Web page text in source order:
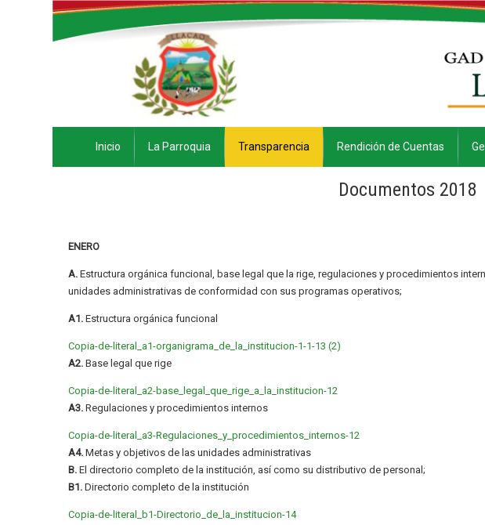
Inicio La Parroquia Transparencia Rendición de Cuentas
Documentos 2018
ENERO
A. Estructura orgánica funcional, base legal que la rige, regulaciones y procedimientos
unidades administrativas de conformidad con sus programas operativos;
A1. Estructura orgánica funcional
Copia-de-literal_a1-organigrama_de_la_institucion-1-1-13 (2)
A2. Base legal que rige
Copia-de-literal_a2-base_legal_que_rige_a_la_institucion-12
A3. Regulaciones y procedimientos internos
Copia-de-literal_a3-Regulaciones_y_procedimientos_internos-12
A4. Metas y objetivos de las unidades administrativas
B. El directorio completo de la institución, así como su distributivo de personal;
B1. Directorio completo de la institución
Copia-de-literal_b1-Directorio_de_la_institucion-14